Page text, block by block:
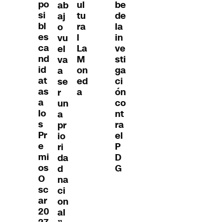
po
si
bl
es
ca
nd
id
at
as
a
lo
s
Pr
e
mi
os
O
sc
ar
20
ab
aj
o
vu
el
va
a
se
r
un
a
pr
io
ri
da
d
na
ci
on
al
ul
tu
ra
l
La
M
on
ed
a
be
de
la
in
ve
sti
ga
ci
ón
co
nt
ra
el
P
D
G